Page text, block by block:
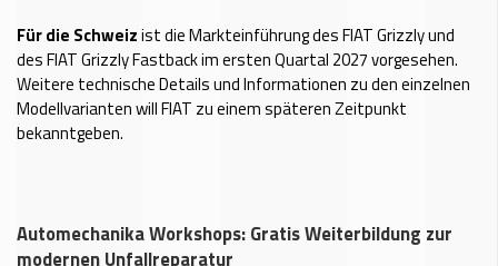
Für die Schweizist die Markteinführung des FIAT Grizzly und
des FIAT Grizzly Fastback im ersten Quartal 2027 vorgesehen.
Weitere technische Details und Informationen zu den einzelnen
Modellvarianten will FIAT zu einem späteren Zeitpunkt
bekanntgeben.
Automechanika Workshops: Gratis Weiterbildung zur
modernen Unfallreparatur